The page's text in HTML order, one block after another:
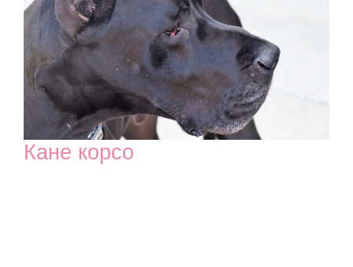
Кане корсо